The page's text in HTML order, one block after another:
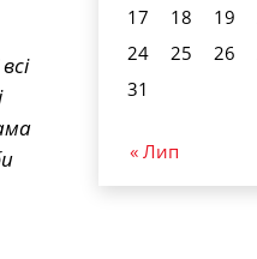
17
18 19
24
25 26
31
« Лип